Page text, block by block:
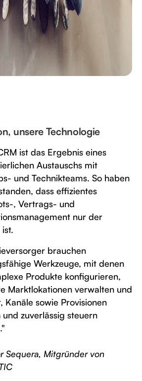
unsere Technologie
ist das Ergebnis eines
Austauschs mit
und Technikteams. So haben
dass effizientes
, Vertrags- und
nur der
brauchen
Werkzeuge, mit denen
Produkte konfigurieren,
Marktlokationen verwalten und
Kanäle sowie Provisionen
zuverlässig steuern
Sequera, Mitgründer von